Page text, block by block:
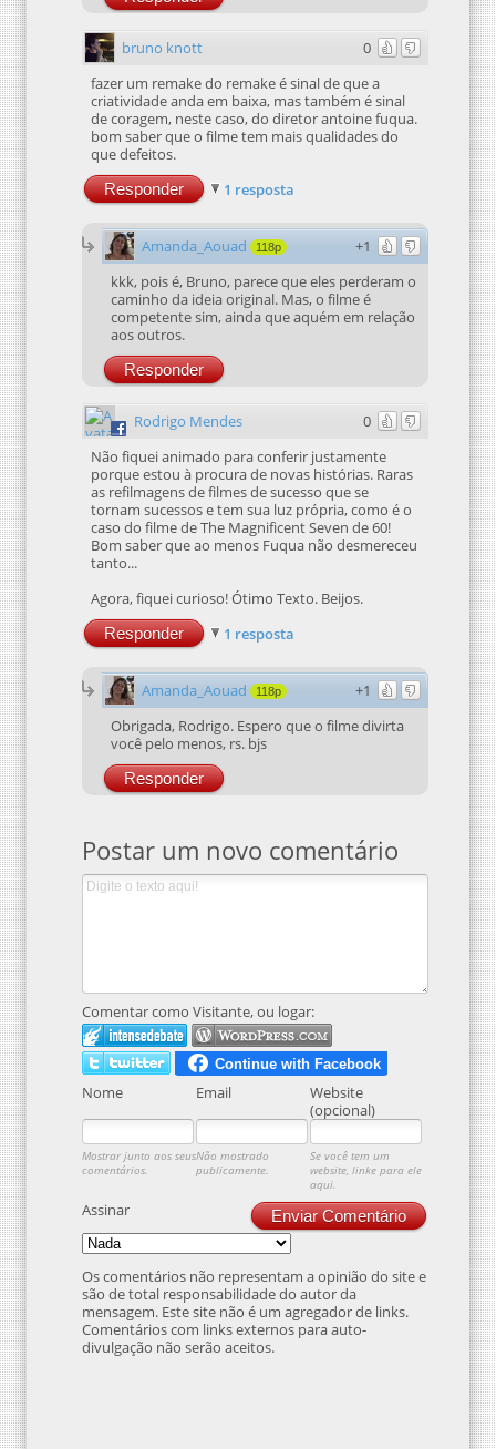
0
bruno knott
fazer um remake do remake é sinal de que a
criatividade anda em baixa, mas também é sinal
de coragem, neste caso, do diretor antoine fuqua.
bom saber que o filme tem mais qualidades do
que defeitos.
Responder 1 resposta
+1
Amanda_Aouad 118p
kkk, pois é, Bruno, parece que eles perderam o
caminho da ideia original. Mas, o filme é
competente sim, ainda que aquém em relação
aos outros.
Responder
0
Rodrigo Mendes
Não fiquei animado para conferir justamente
porque estou à procura de novas histórias. Raras
as refilmagens de filmes de sucesso que se
tornam sucessos e tem sua luz própria, como é o
caso do filme de The Magnificent Seven de 60!
Bom saber que ao menos Fuqua não desmereceu
tanto...
Agora, fiquei curioso! Ótimo Texto. Beijos.
Responder 1 resposta
+1
Amanda_Aouad 118p
Obrigada, Rodrigo. Espero que o filme divirta
você pelo menos, rs. bjs
Responder
Postar um novo comentário
Comentar como Visitante, ou logar:
Nome Email
Website
(opcional)
Mostrar junto aos seus
comentários.
Não mostrado
publicamente.
Se você tem um
website, linke para ele
aqui.
Enviar Comentário
Assinar
Os comentários não representam a opinião do site e
são de total responsabilidade do autor da
mensagem. Este site não é um agregador de links.
Comentários com links externos para auto-
divulgação não serão aceitos.